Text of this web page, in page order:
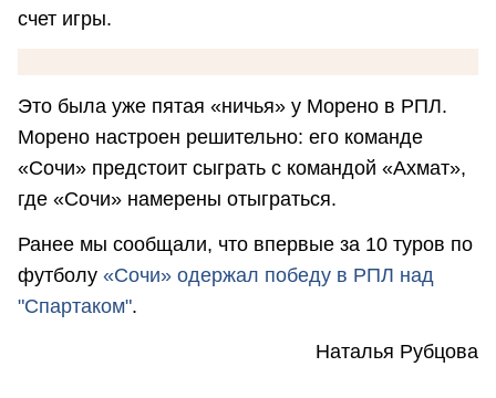
счет игры.
Это была уже пятая «ничья» у Морено в РПЛ.
Морено настроен решительно: его команде
«Сочи» предстоит сыграть с командой «Ахмат»,
где «Сочи» намерены отыграться.
Ранее мы сообщали, что впервые за 10 туров по
футболу «Сочи» одержал победу в РПЛ над
"Спартаком".
Наталья Рубцова